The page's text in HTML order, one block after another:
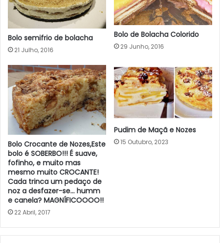
Bolo semifrio de bolacha
21 Julho, 2016
Bolo de Bolacha Colorido
29 Junho, 2016
Bolo Crocante de Nozes,Este
bolo é SOBERBO!!! É suave,
fofinho, e muito mas
mesmo muito CROCANTE!
Cada trinca um pedaço de
noz a desfazer-se… humm
e canela? MAGNÍFICOOOO!!
22 Abril, 2017
Pudim de Maçã e Nozes
15 Outubro, 2023